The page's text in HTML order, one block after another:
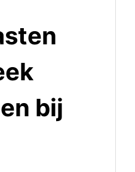
bij